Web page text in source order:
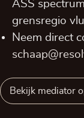
ASS
grensregio
Neem direct
Bekijk mediator